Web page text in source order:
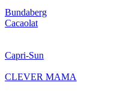
Bundaberg
Cacaolat
Capri-Sun
CLEVER MAMA